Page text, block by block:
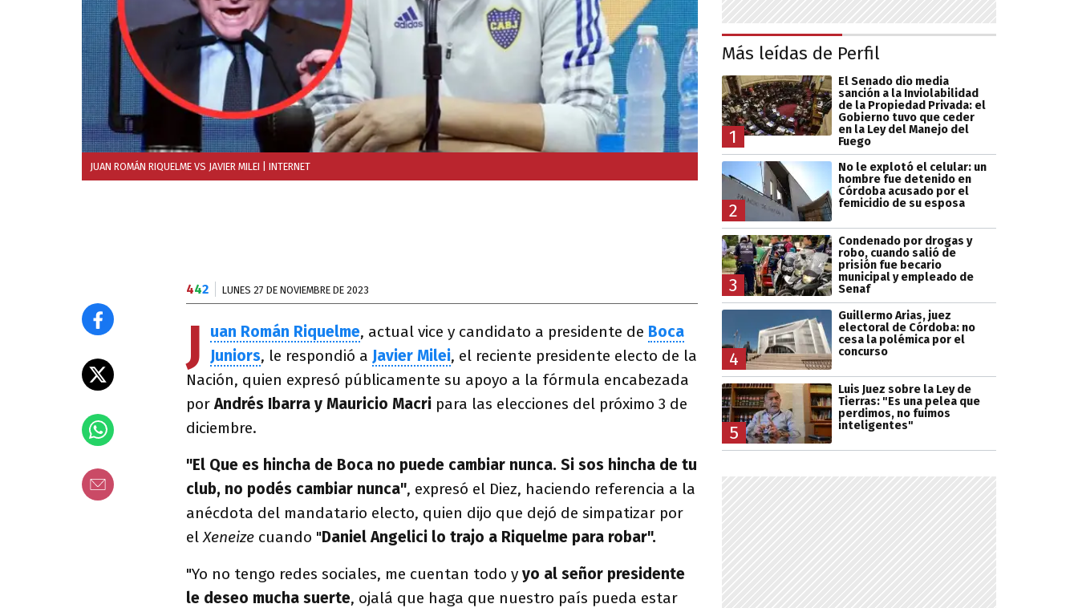
JUAN ROMÁN RIQUELME VS JAVIER MILEI | INTERNET
442 LUNES 27 DE NOVIEMBRE DE 2023
J uan Román Riquelme, actual vice y candidato a presidente de Boca
Juniors, le respondió a Javier Milei, el reciente presidente electo de la
Nación, quien expresó públicamente su apoyo a la fórmula encabezada
porAndrés Ibarra y Mauricio Macri para las elecciones del próximo 3 de
diciembre.
"El Que es hincha de Boca no puede cambiar nunca. Si sos hincha de tu
club, no podés cambiar nunca", expresó el Diez, haciendo referencia a la
anécdota del mandatario electo, quien dijo que dejó de simpatizar por
elXeneize cuando "Daniel Angelici lo trajo a Riquelme para robar".
"Yo no tengo redes sociales, me cuentan todo y yo al señor presidente
le deseo mucha suerte, ojalá que haga que nuestro país pueda estar
Más leídas de Perfil
1
El Senado dio media
sanción a la Inviolabilidad
de la Propiedad Privada: el
Gobierno tuvo que ceder
en la Ley del Manejo del
Fuego
2
No le explotó el celular: un
hombre fue detenido en
Córdoba acusado por el
femicidio de su esposa
3
Condenado por drogas y
robo, cuando salió de
prisión fue becario
municipal y empleado de
Senaf
4
Guillermo Arias, juez
electoral de Córdoba: no
cesa la polémica por el
concurso
5
Luis Juez sobre la Ley de
Tierras: "Es una pelea que
perdimos, no fuimos
inteligentes"